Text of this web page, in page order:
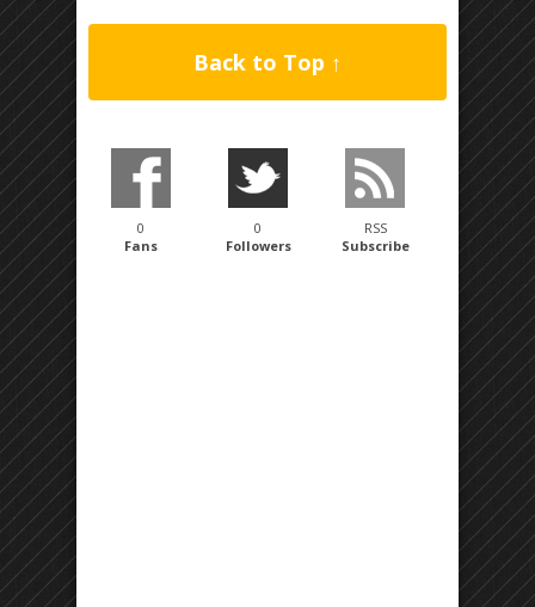
Back to Top ↑
0
Fans
0
Followers
RSS
Subscribe